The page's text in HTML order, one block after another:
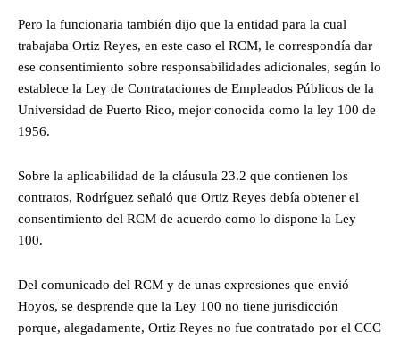
Pero la funcionaria también dijo que la entidad para la cual
trabajaba Ortiz Reyes, en este caso el RCM, le correspondía dar
ese consentimiento sobre responsabilidades adicionales, según lo
establece la Ley de Contrataciones de Empleados Públicos de la
Universidad de Puerto Rico, mejor conocida como la ley 100 de
1956.
Sobre la aplicabilidad de la cláusula 23.2 que contienen los
contratos, Rodríguez señaló que Ortiz Reyes debía obtener el
consentimiento del RCM de acuerdo como lo dispone la Ley
100.
Del comunicado del RCM y de unas expresiones que envió
Hoyos, se desprende que la Ley 100 no tiene jurisdicción
porque, alegadamente, Ortiz Reyes no fue contratado por el CCC